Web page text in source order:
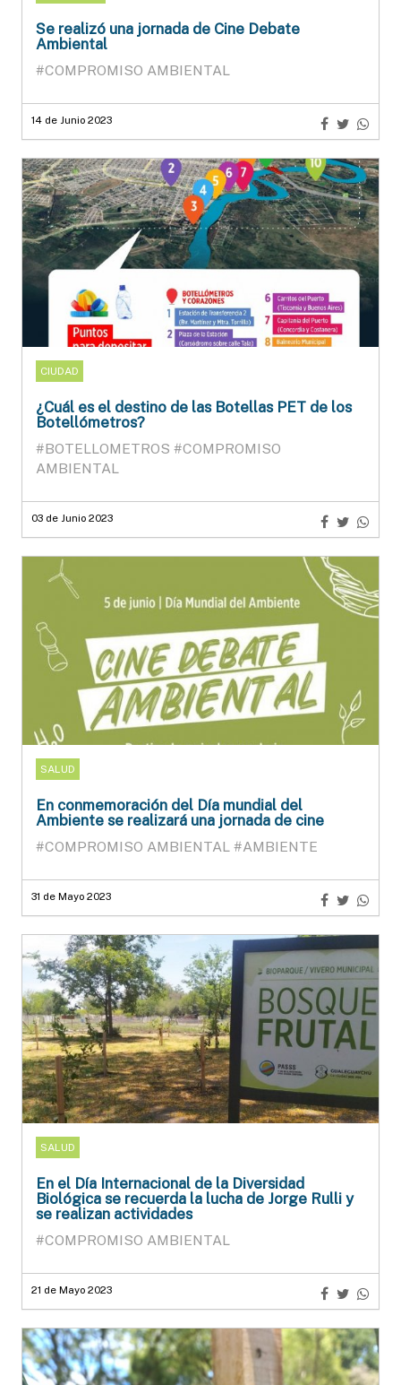
Se realizó una jornada de Cine Debate
Ambiental
#COMPROMISO AMBIENTAL
14 de Junio 2023
CIUDAD
¿Cuál es el destino de las Botellas PET de los
Botellómetros?
#BOTELLOMETROS #COMPROMISO
AMBIENTAL
03 de Junio 2023
SALUD
En conmemoración del Día mundial del
Ambiente se realizará una jornada de cine
#COMPROMISO AMBIENTAL #AMBIENTE
31 de Mayo 2023
SALUD
En el Día Internacional de la Diversidad
Biológica se recuerda la lucha de Jorge Rulli y
se realizan actividades
#COMPROMISO AMBIENTAL
21 de Mayo 2023